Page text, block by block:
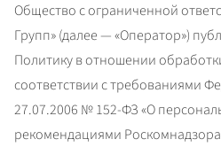
Общество с ограниченной
Групп» (далее — «Оператор»)
Политику в отношении
соответствии с требованиями
27.07.2006 № 152-ФЗ «О
рекомендациями